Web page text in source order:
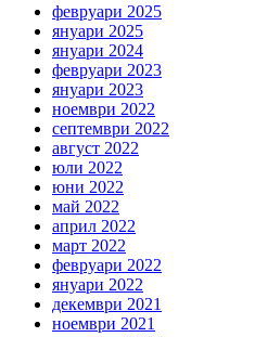
февруари 2025
януари 2025
януари 2024
февруари 2023
януари 2023
ноември 2022
септември 2022
август 2022
юли 2022
юни 2022
май 2022
април 2022
март 2022
февруари 2022
януари 2022
декември 2021
ноември 2021